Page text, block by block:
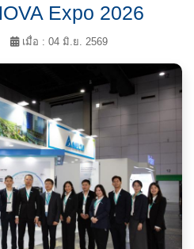
Expo 2026
เมื่อ : 04 มิ.ย. 2569